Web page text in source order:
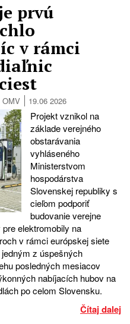
prvú
v rámci
OMV 19.06 2026
Projekt vznikol na
základe verejného
obstarávania
vyhláseného
Ministerstvom
hospodárstva
Slovenskej republiky s
cieľom podporiť
budovanie verejne
elektromobily na
v rámci európskej siete
z úspešných
posledných mesiacov
nabíjacích hubov na
po celom Slovensku.
Čítaj dalej